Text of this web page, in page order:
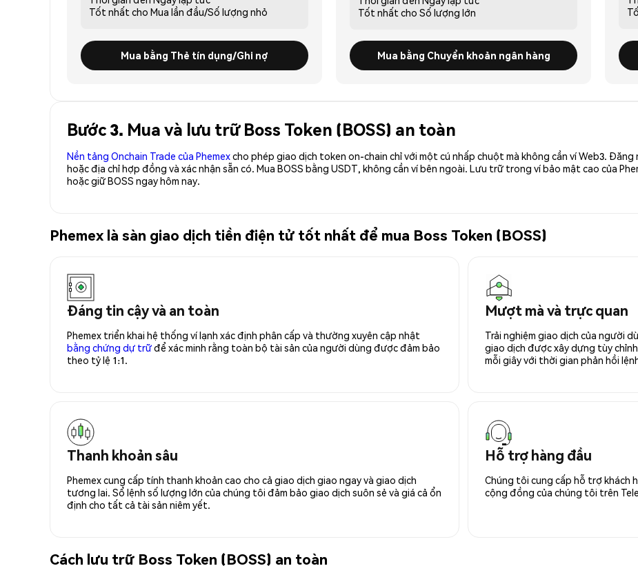
Tốt nhất cho Mua lần đầu/Số lượng nhỏ
Mua bằng Thẻ tín dụng/Ghi nợ
Tốt nhất cho Số lượng lớn
Mua bằng Chuyển khoản ngân hàng
Bước 3. Mua và lưu trữ Boss Token (BOSS) an toàn
Nền tảng Onchain Trade của Phemexcho phép giao dịch token on-chain chỉ với một cú nhấp chuột mà không cần ví Web3. Đăng
hoặc địa chỉ hợp đồng và xác nhận sẵn có. Mua BOSS bằng USDT, không cần ví bên ngoài. Lưu trữ trong ví bảo mật cao của
hoặc giữ BOSS ngay hôm nay.
Phemex là sàn giao dịch tiền điện tử tốt nhất để mua Boss Token (BOSS)
Đáng tin cậy và an toàn
Phemex triển khai hệ thống ví lạnh xác định phân cấp và thường xuyên cập nhật
bằng chứng dự trữđể xác minh rằng toàn bộ tài sản của người dùng được đảm bảo
theo tỷ lệ 1:1.
Mượt mà và trực quan
Trải nghiệm giao dịch của người
giao dịch được xây dựng tùy
mỗi giây với thời gian phản hồi
Thanh khoản sâu
Phemex cung cấp tính thanh khoản cao cho cả giao dịch giao ngay và giao dịch
tương lai. Sổ lệnh số lượng lớn của chúng tôi đảm bảo giao dịch suôn sẻ và giá cả ổn
định cho tất cả tài sản niêm yết.
Hỗ trợ hàng đầu
Chúng tôi cung cấp hỗ trợ khách
cộng đồng của chúng tôi trên
Cách lưu trữ Boss Token (BOSS) an toàn